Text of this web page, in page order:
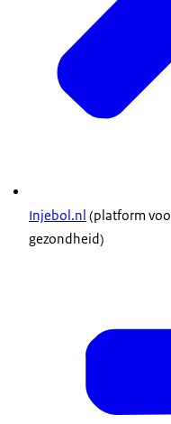
Injebol.nl (platform
gezondheid)